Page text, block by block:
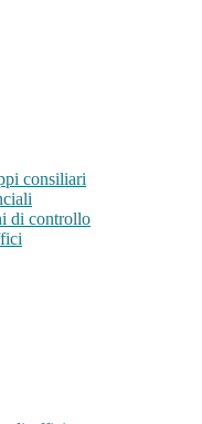
consiliari
di controllo